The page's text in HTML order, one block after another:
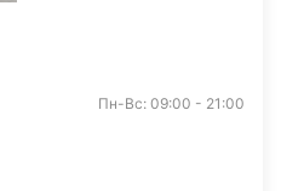
Пн-Вс: 09:00 - 21:00